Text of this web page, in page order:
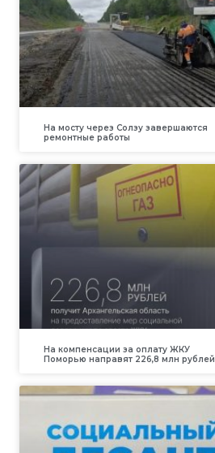
На мосту через Солзу завершаются
ремонтные работы
На компенсации за оплату ЖКУ
Поморью направят 226,8 млн рублей